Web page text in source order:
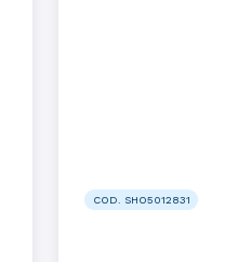
COD. SHO5012831